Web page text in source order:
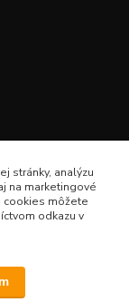
stránky, analýzu
na marketingové
cookies môžete
odkazu v